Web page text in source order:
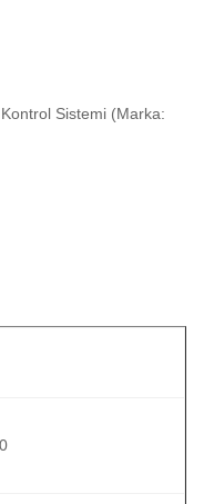
Sistemi (Marka: